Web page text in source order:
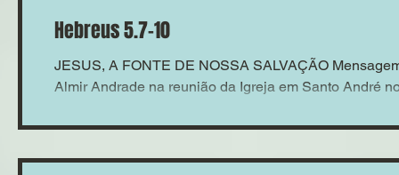
Hebreus 5.7-10
JESUS, A FONTE DE NOSSA SALVAÇÃO
Almir Andrade na reunião da Igreja em Santo André